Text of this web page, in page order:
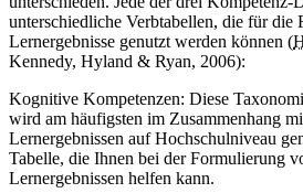
unterschiedliche Verbtabellen, die für die
Lernergebnisse genutzt werden können (
Kennedy, Hyland & Ryan, 2006):
Kognitive Kompetenzen: Diese
wird am häufigsten im Zusammenhang
Lernergebnissen auf Hochschulniveau
Tabelle, die Ihnen bei der Formulierung
Lernergebnissen helfen kann.